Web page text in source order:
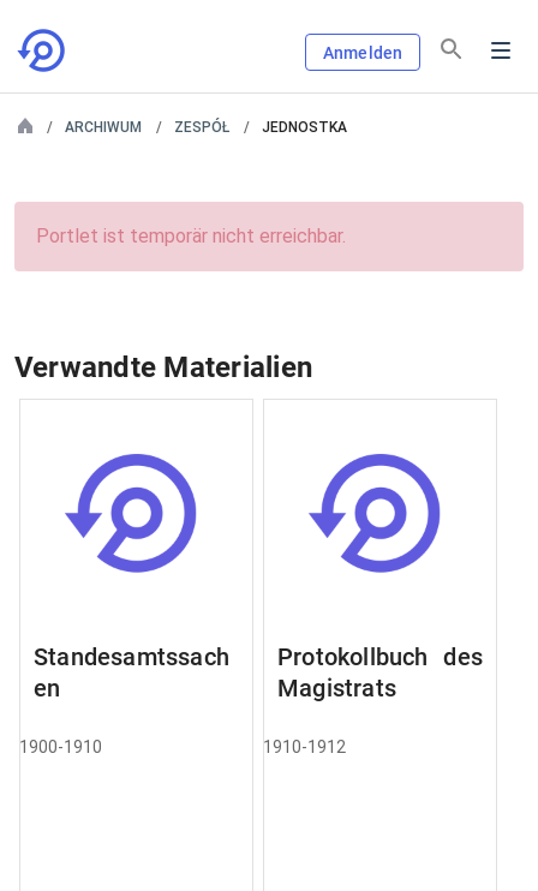
Anmelden
ARCHIWUM ZESPÓŁ JEDNOSTKA
Portlet ist temporär nicht erreichbar.
Verwandte Materialien
Standesamtssach
en
1900-1910
Protokollbuch des
Magistrats
1910-1912